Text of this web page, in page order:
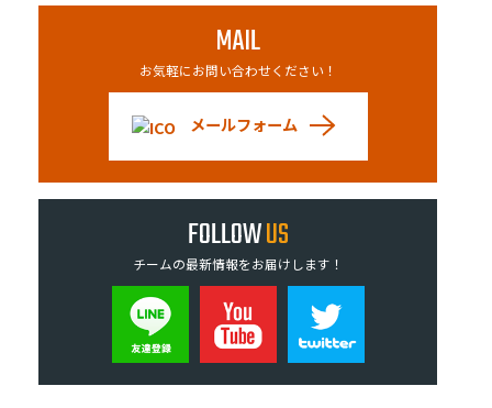
MAIL
お気軽にお問い合わせください！
メールフォーム
FOLLOWUS
チームの最新情報をお届けします！